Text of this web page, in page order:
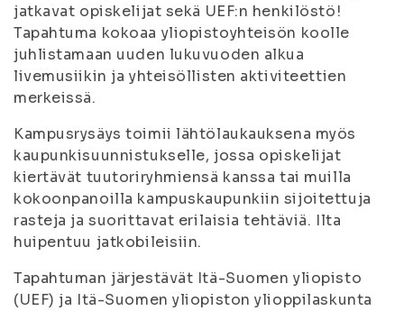
jatkavat opiskelijat sekä UEF:n henkilöstö!
Tapahtuma kokoaa yliopistoyhteisön koolle
juhlistamaan uuden lukuvuoden alkua
livemusiikin ja yhteisöllisten aktiviteettien
merkeissä.
Kampusrysäys toimii lähtölaukauksena myös
kaupunkisuunnistukselle, jossa opiskelijat
kiertävät tuutoriryhmiensä kanssa tai muilla
kokoonpanoilla kampuskaupunkiin sijoitettuja
rasteja ja suorittavat erilaisia tehtäviä. Ilta
huipentuu jatkobileisiin.
Tapahtuman järjestävät Itä-Suomen yliopisto
(UEF) ja Itä-Suomen yliopiston ylioppilaskunta